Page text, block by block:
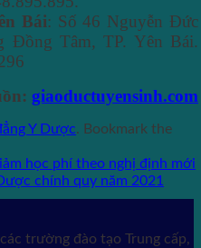
Bái: Số 46 Nguyễn Đức
Đồng Tâm, TP. Yên Bái.
giaoductuyensinh.com
Y Dược. Bookmark the
học phí theo nghị định mới
chính quy năm 2021
trường đào tạo Trung cấp,